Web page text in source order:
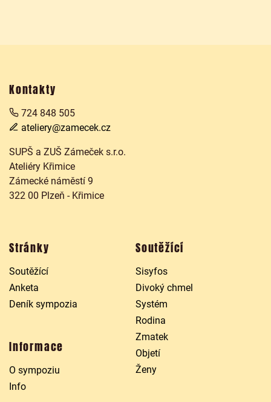
Kontakty
724 848 505
ateliery@zamecek.cz
SUPŠ a ZUŠ Zámeček s.r.o.
Ateliéry Křimice
Zámecké náměstí 9
322 00 Plzeň - Křimice
Stránky
Soutěžící
Anketa
Deník sympozia
Informace
O sympoziu
Info
Soutěžící
Sisyfos
Divoký chmel
Systém
Rodina
Zmatek
Objetí
Ženy